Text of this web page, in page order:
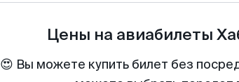
Цены на авиабилеты
😍 Вы можете купить билет без